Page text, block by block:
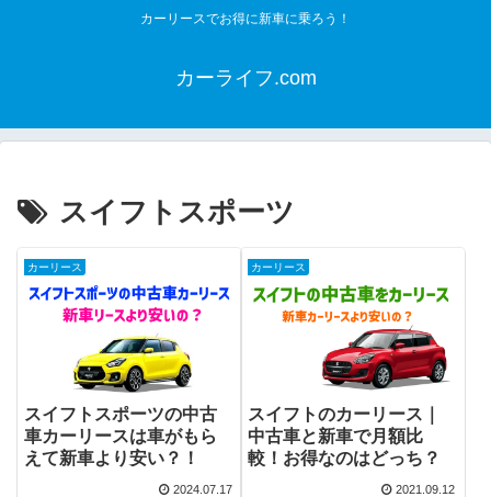
カーリースでお得に新車に乗ろう！
カーライフ.com
スイフトスポーツ
カーリース
スイフトスポーツの中古
車カーリースは車がもら
えて新車より安い？！
2024.07.17
カーリース
スイフトのカーリース｜
中古車と新車で月額比
較！お得なのはどっち？
2021.09.12